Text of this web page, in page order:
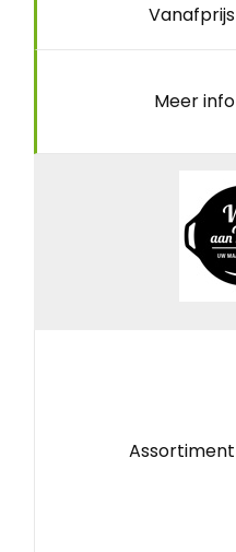
Vanafprijs
Meer info
Assortiment